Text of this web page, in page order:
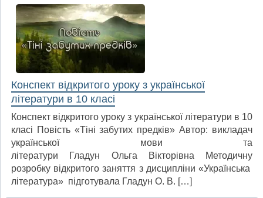
Конспект відкритого уроку з української
літератури в 10 класі
Конспект відкритого уроку з української літератури в 10
класі Повість «Тіні забутих предків» Автор: викладач
української мови та
літератури Гладун Ольга Вікторівна Методичну
розробку відкритого заняття з дисципліни «Українська
література» підготувала Гладун О. В. […]